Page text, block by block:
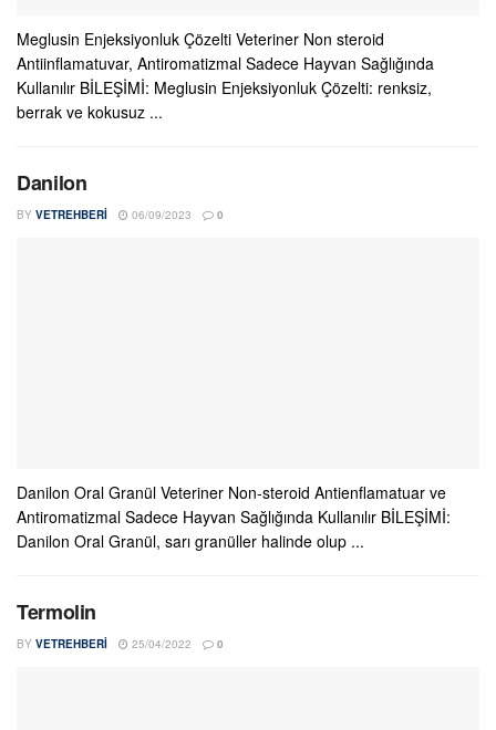
Meglusin Enjeksiyonluk Çözelti Veteriner Non steroid
Antiinflamatuvar, Antiromatizmal Sadece Hayvan Sağlığında
Kullanılır BİLEŞİMİ: Meglusin Enjeksiyonluk Çözelti: renksiz,
berrak ve kokusuz ...
Danilon
BY VETREHBERI 06/09/2023 0
Danilon Oral Granül Veteriner Non-steroid Antienflamatuar ve
Antiromatizmal Sadece Hayvan Sağlığında Kullanılır BİLEŞİMİ:
Danilon Oral Granül, sarı granüller halinde olup ...
Termolin
BY VETREHBERI 25/04/2022 0